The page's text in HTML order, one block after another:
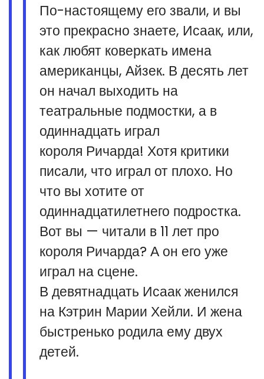
По-настоящему его звали, и вы
это прекрасно знаете, Исаак, или,
как любят коверкать имена
американцы, Айзек. В десять лет
он начал выходить на
театральные подмостки, а в
одиннадцать играл
короля Ричарда! Хотя критики
писали, что играл от плохо. Но
что вы хотите от
одиннадцатилетнего подростка.
Вот вы — читали в 11 лет про
короля Ричарда? А он его уже
играл на сцене.
В девятнадцать Исаак женился
на Кэтрин Марии Хейли. И жена
быстренько родила ему двух
детей.